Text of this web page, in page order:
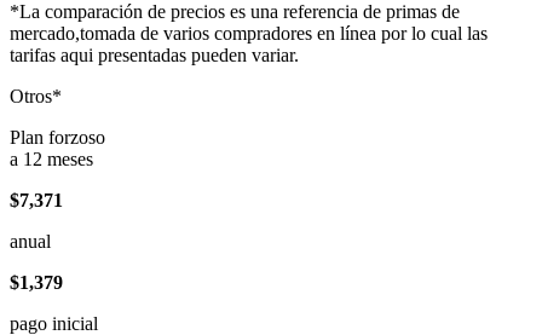
*La comparación de precios es una referencia de primas de
mercado,tomada de varios compradores en línea por lo cual las
tarifas aqui presentadas pueden variar.
Otros*
Plan forzoso
a 12 meses
$7,371
anual
$1,379
pago inicial